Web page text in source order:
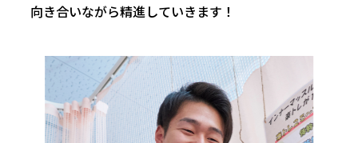
向き合いながら精進していきます！